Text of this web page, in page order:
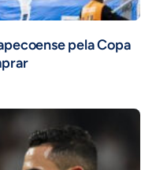
pela Copa